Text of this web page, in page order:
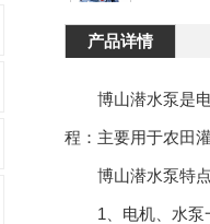
产品详情
博山潜水泵是电
程：主要用于农田
博山潜水泵特
1、电机、水泵